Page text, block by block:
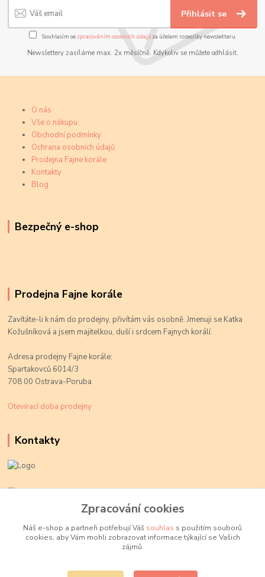
Přihlásit se
Souhlasím se zpracováním osobních údajůza účelem rozesílky newsletteru.
Newslettery zasíláme max. 2x měsíčně. Kdykoliv se můžete odhlásit.
O nás
Vše o nákupu
Obchodní podmínky
Ochrana osobních údajů
Prodejna Fajne korále
Kontakty
Blog
Bezpečný e-shop
Prodejna Fajne korále
Zavítáte-li k nám do prodejny, přivítám vás osobně. Jmenuji se Katka
Kožušníková a jsem majitelkou, duší i srdcem Fajnych korálí.
Adresa prodejny Fajne korále:
Spartakovců 6014/3
708 00 Ostrava-Poruba
Otevírací doba prodejny
Kontakty
+420 774 719 784
info@fajnekorale.cz
Zpracování cookies
Náš e-shop a partneři potřebují Váš souhlas s použitím souborů
cookies, aby Vám mohli zobrazovat informace týkající se Vašich
zájmů.